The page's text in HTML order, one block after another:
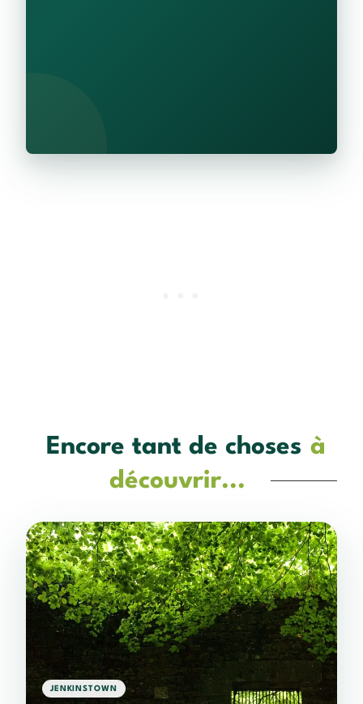
Encore tant de choses à
découvrir...
JENKINSTOWN